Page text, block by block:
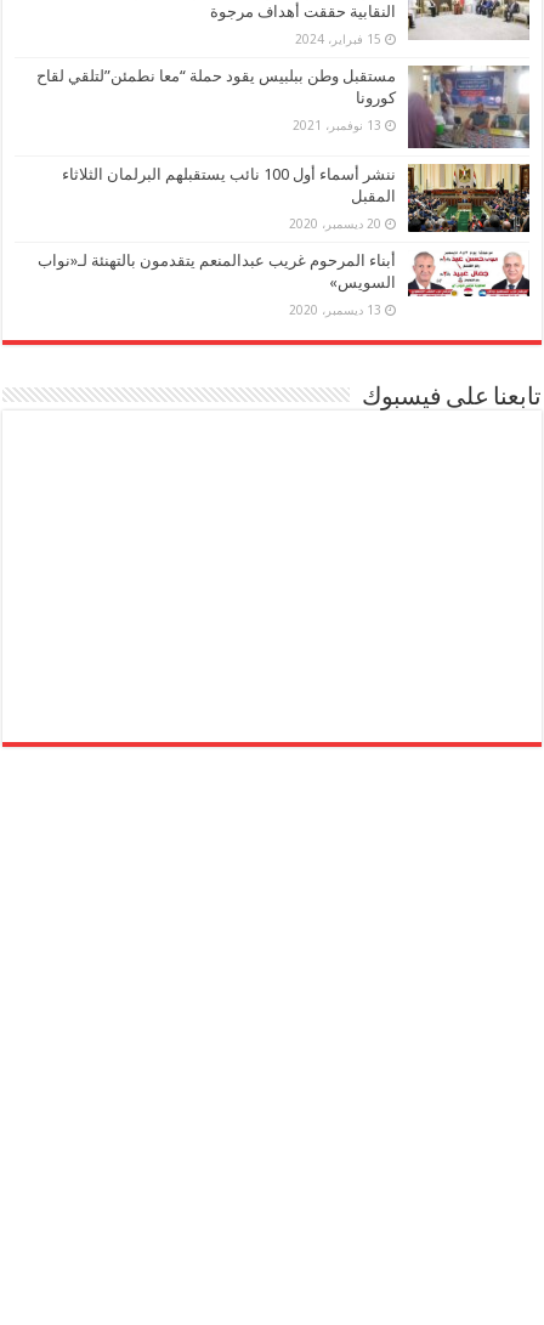
النقابية حققت أهداف مرجوة
15 فبراير، 2024
مستقبل وطن ببلبيس يقود حملة “معا نطمئن”لتلقي لقاح
كورونا
13 نوفمبر، 2021
ننشر أسماء أول 100 نائب يستقبلهم البرلمان الثلاثاء
المقبل
20 ديسمبر، 2020
أبناء المرحوم غريب عبدالمنعم يتقدمون بالتهنئة لـ«نواب
السويس»
13 ديسمبر، 2020
تابعنا على فيسبوك